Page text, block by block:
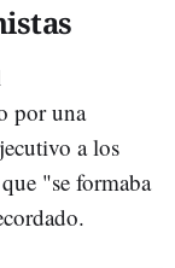
por una
a los
que "se formaba